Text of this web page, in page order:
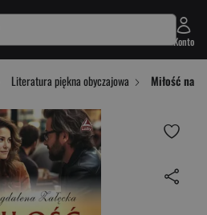
Konto
Literatura piękna obyczajowa Miłość na